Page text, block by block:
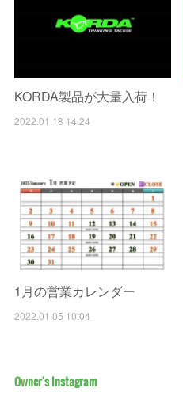
KORDA製品が大量入荷！
2022.01.18 14:24
1月の営業カレンダー
2022.01.05 10:04
Owner's Instagram